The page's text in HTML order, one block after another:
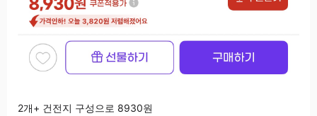
2개+ 건전지 구성으로 8930원